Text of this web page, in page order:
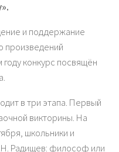
и поддержание
произведений
конкурс посвящён
в три этапа. Первый
викторины. На
школьники и
Радищев: философ или